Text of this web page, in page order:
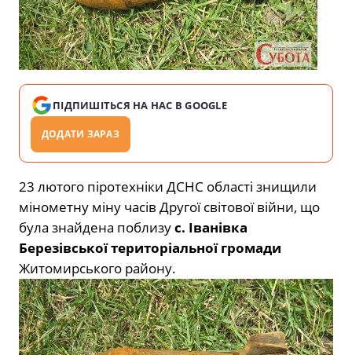
ПІДПИШІТЬСЯ НА НАС В GOOGLE
ДОДАТИ ЗАРАЗ
23 лютого піротехніки ДСНС області знищили
мінометну міну часів Другої світової війни, що
була знайдена поблизус. Іванівка
Березівської територіальної громади
Житомирського району.